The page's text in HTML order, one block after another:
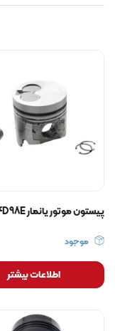
پیستون موتور یانمار 4D98E
موجود
اطلاعات بیشتر